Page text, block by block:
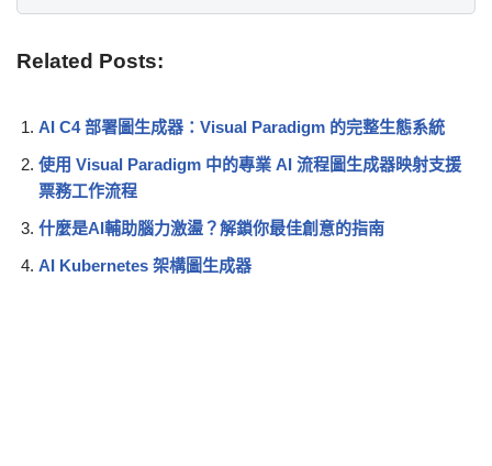
Related Posts:
AI C4 部署圖生成器：Visual Paradigm 的完整生態系統
使用 Visual Paradigm 中的專業 AI 流程圖生成器映射支援
票務工作流程
什麼是AI輔助腦力激盪？解鎖你最佳創意的指南
AI Kubernetes 架構圖生成器